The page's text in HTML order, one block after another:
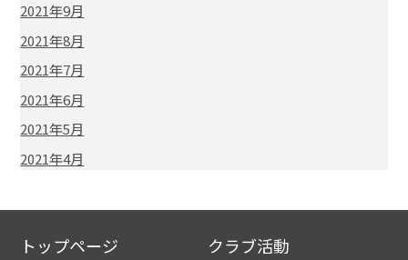
2021年9月
2021年8月
2021年7月
2021年6月
2021年5月
2021年4月
トップページ
クラブ活動